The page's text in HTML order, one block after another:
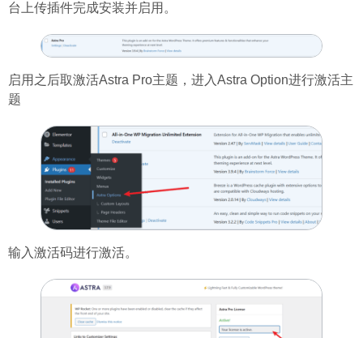
台上传插件完成安装并启用。
启用之后取激活Astra Pro主题，进入Astra Option进行激活主
题
输入激活码进行激活。